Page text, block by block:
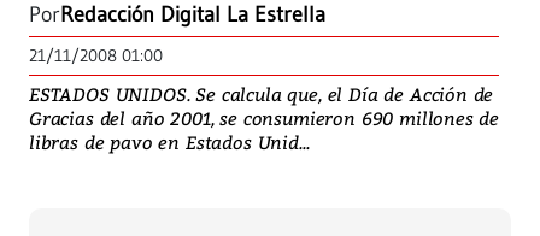
PorRedacción Digital La Estrella
21/11/2008 01:00
ESTADOS UNIDOS. Se calcula que, el Día de Acción de
Gracias del año 2001, se consumieron 690 millones de
libras de pavo en Estados Unid...